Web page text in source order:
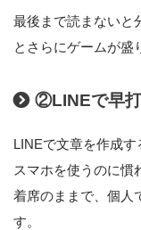
最後まで読まないと
とさらにゲームが盛
②LINEで早
LINEで文章を作成
スマホを使うのに慣
着席のままで、個人
す。